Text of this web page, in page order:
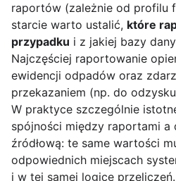
raportów (zależnie od profilu
starcie warto ustalić, które
przypadku i z jakiej bazy
Najczęściej raportowanie
ewidencji odpadów oraz
przekazaniem (np. do
W praktyce szczególnie
spójności między raportami a
źródłową: te same wartości
odpowiednich miejscach
i w tej samej logice przeliczeń.